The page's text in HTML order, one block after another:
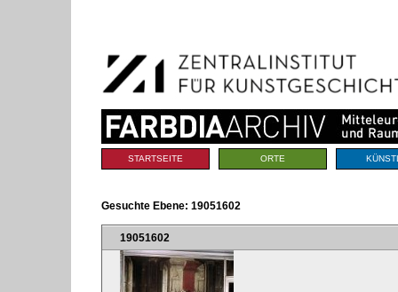
Navigation
Sektionen
STARTSEITE ORTE
Gesuchte Ebene: 19051602
19051602